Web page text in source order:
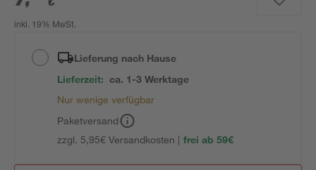
inkl. 19% MwSt.
Lieferung nach Hause
Lieferzeit: ca. 1-3 Werktage
Nur wenige verfügbar
Paketversand
zzgl. 5,95€ Versandkosten | frei ab 59€